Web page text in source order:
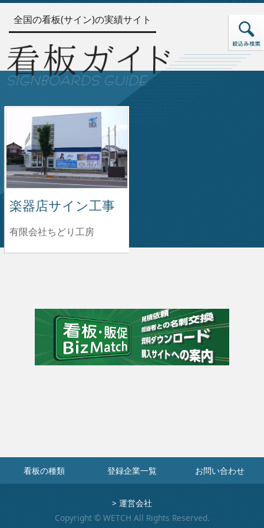
全国の看板(サイン)の実績サイト
楽器店サイン工事
有限会社ちどり工房
看板の種類 登録企業一覧 お問い合わせ
> 運営会社
Copyright © WETCH All Rights Reserved.